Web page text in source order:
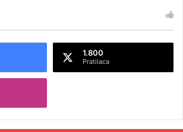
1.800
Pratilaca